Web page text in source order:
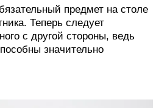
предмет на столе
Теперь следует
с другой стороны, ведь
значительно